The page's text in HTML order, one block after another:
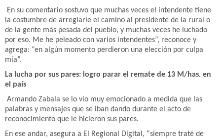
En su comentario sostuvo que muchas veces el intendente tiene
la costumbre de arreglarle el camino al presidente de la rural o
de la gente más pesada del pueblo, y muchas veces he luchado
por eso. Me he peleado con varios intendentes”, reconoce y
agrega: “en algún momento perdieron una elección por culpa
mía”.
La lucha por sus pares: logro parar el remate de 13 M/has. en
el país
Armando Zabala se lo vio muy emocionado a medida que las
palabras y mensajes que se iban dando durante el acto de
reconocimiento que le hicieron sus pares.
En ese andar, asegura a El Regional Digital, “siempre traté de